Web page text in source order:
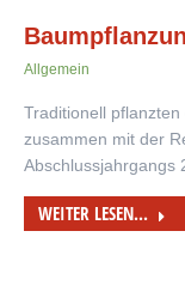
Allgemein
Traditionell
zusammen mit der
Abschlussjahrgangs
WEITER LESEN...